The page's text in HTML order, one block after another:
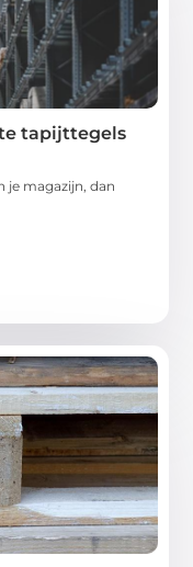
tapijttegels
je magazijn, dan